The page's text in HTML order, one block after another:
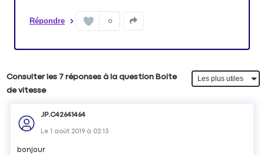
Répondre 0
Consulter les 7 réponses à la question Boite
de vitesse
JP.C42641464
Le1 août 2019 à 02:13
bonjour